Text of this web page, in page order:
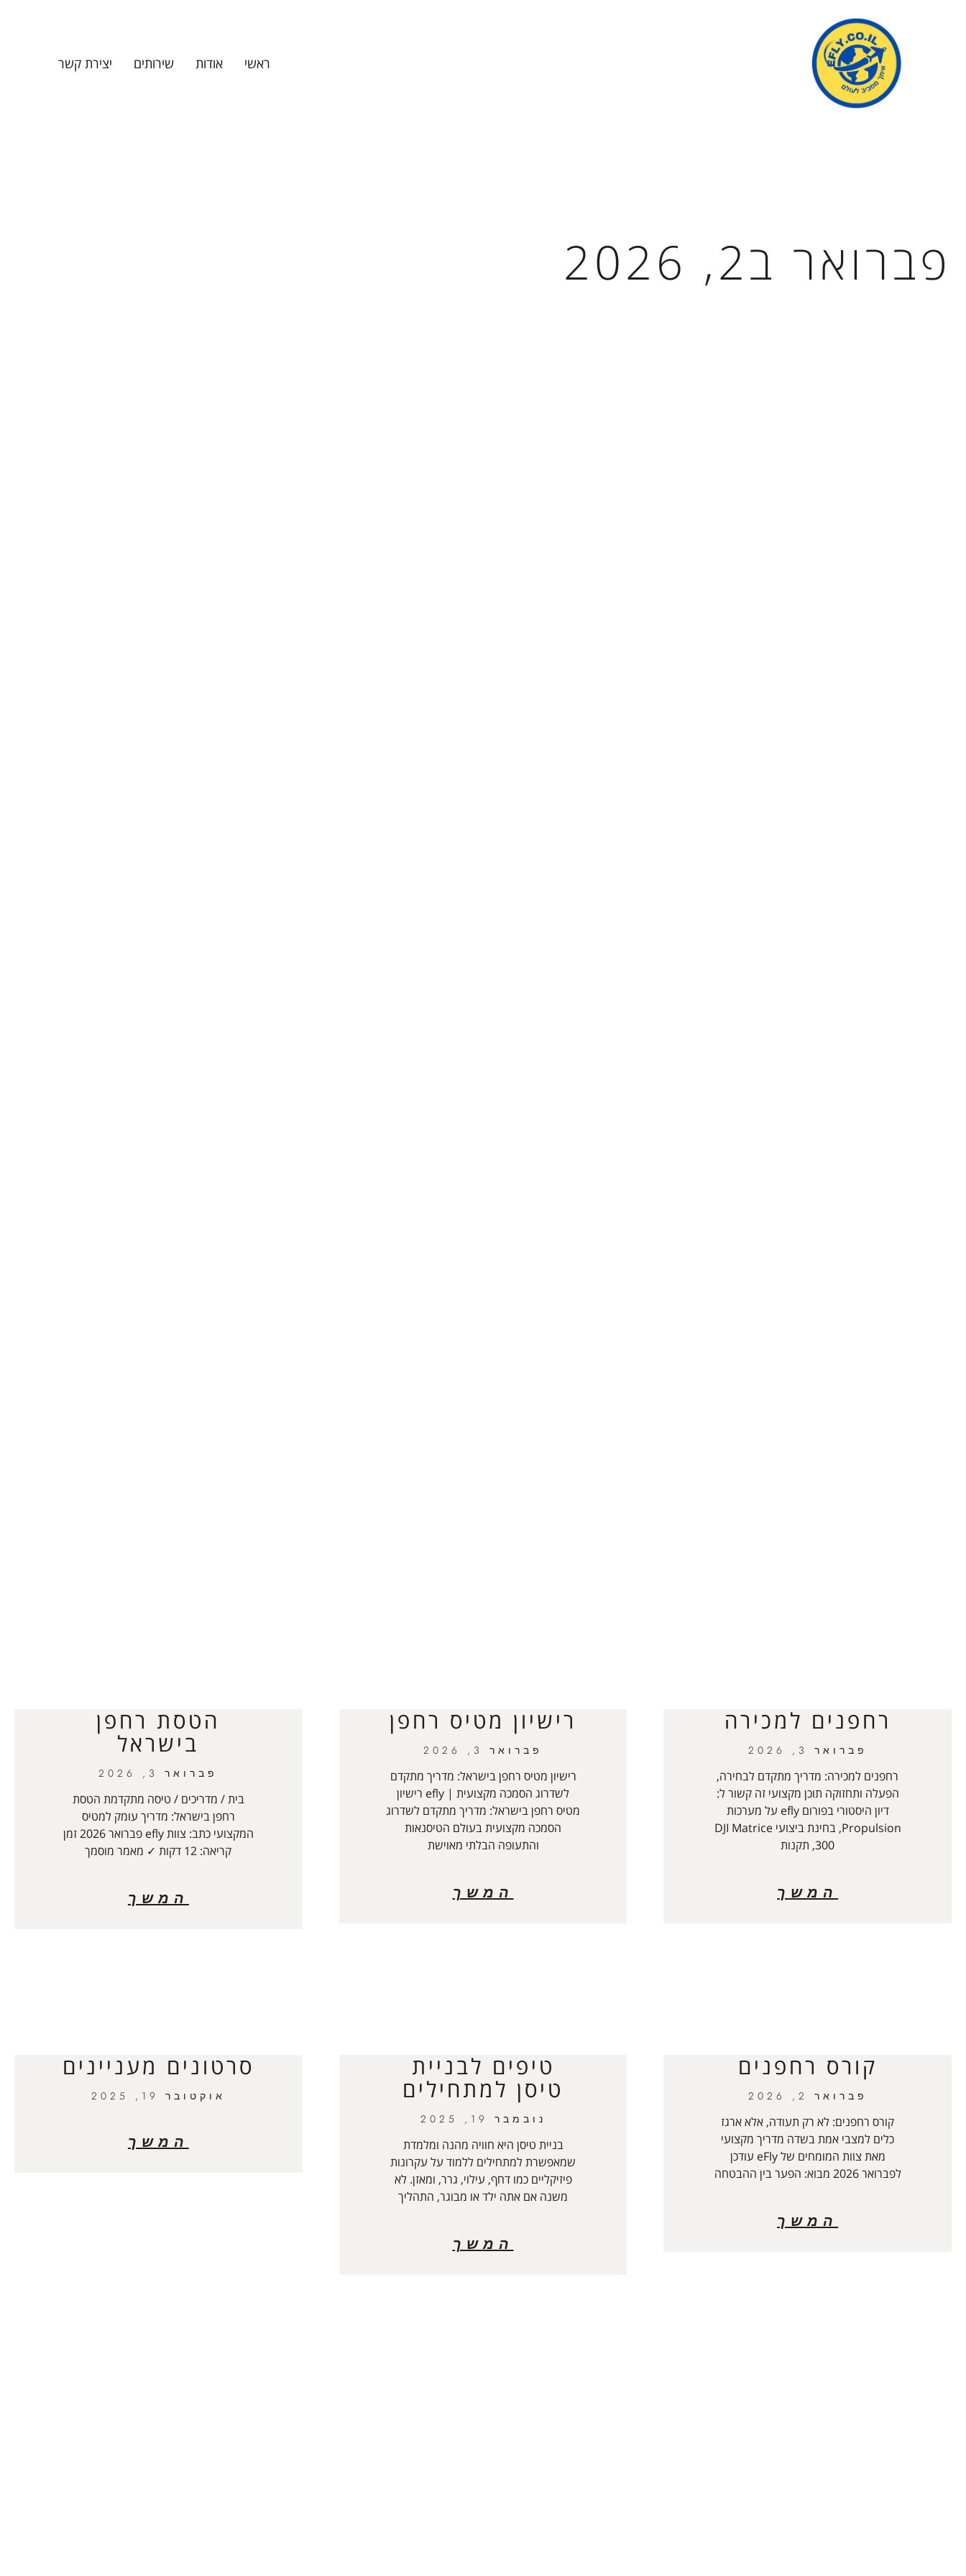
ראשי אודות שירותים יצירת קשר
פברואר ב2, 2026
רחפנים למכירה
פברואר 3, 2026
רחפנים למכירה: מדריך מתקדם לבחירה,
הפעלה ותחזוקה תוכן מקצועי זה קשור ל:
דיון היסטורי בפורום efly על מערכות
Propulsion, בחינת ביצועי DJI Matrice
300, תקנות
המשך
רישיון מטיס רחפן
פברואר 3, 2026
רישיון מטיס רחפן בישראל: מדריך מתקדם
לשדרוג הסמכה מקצועית | efly רישיון
מטיס רחפן בישראל: מדריך מתקדם לשדרוג
הסמכה מקצועית בעולם הטיסנאות
והתעופה הבלתי מאוישת
המשך
הטסת רחפן
בישראל
פברואר 3, 2026
בית / מדריכים / טיסה מתקדמת הטסת
רחפן בישראל: מדריך עומק למטיס
המקצועי כתב: צוות efly פברואר 2026 זמן
קריאה: 12 דקות ✓ מאמר מוסמך
המשך
קורס רחפנים
פברואר 2, 2026
קורס רחפנים: לא רק תעודה, אלא ארגז
כלים למצבי אמת בשדה מדריך מקצועי
מאת צוות המומחים של eFly עודכן
לפברואר 2026 מבוא: הפער בין ההבטחה
המשך
טיפים לבניית
טיסן למתחילים
נובמבר 19, 2025
בניית טיסן היא חוויה מהנה ומלמדת
שמאפשרת למתחילים ללמוד על עקרונות
פיזיקליים כמו דחף, עילוי, גרר, ומאזן. לא
משנה אם אתה ילד או מבוגר, התהליך
המשך
סרטונים מעניינים
אוקטובר 19, 2025
המשך